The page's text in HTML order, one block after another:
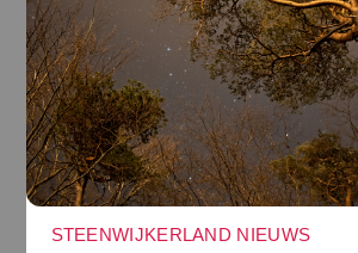
STEENWIJKERLAND NIEUWS